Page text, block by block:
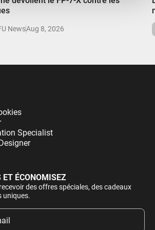
NewsAug 8, 2026
Specialist
ET ÉCONOMISEZ
des offres spéciales, des cadeaux
uniques.